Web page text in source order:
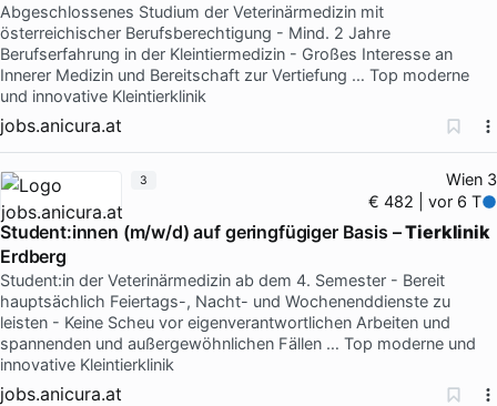
Abgeschlossenes Studium der Veterinärmedizin mit
österreichischer Berufsberechtigung - Mind. 2 Jahre
Berufserfahrung in der Kleintiermedizin - Großes Interesse an
Innerer Medizin und Bereitschaft zur Vertiefung … Top moderne
und innovative Kleintierklinik
jobs.anicura.at
Wien 3
€ 482 | vor 6 T
Student:innen (m/w/d) auf geringfügiger Basis –Tierklinik
Erdberg
Student:in der Veterinärmedizin ab dem 4. Semester - Bereit
hauptsächlich Feiertags-, Nacht- und Wochenenddienste zu
leisten - Keine Scheu vor eigenverantwortlichen Arbeiten und
spannenden und außergewöhnlichen Fällen … Top moderne und
innovative Kleintierklinik
jobs.anicura.at
3